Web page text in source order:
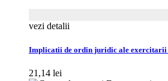
vezi detalii
Implicatii de ordin juridic ale
21,14 lei